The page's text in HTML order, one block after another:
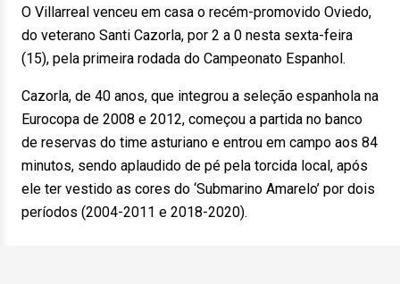
O Villarreal venceu em casa o recém-promovido Oviedo,
do veterano Santi Cazorla, por 2 a 0 nesta sexta-feira
(15), pela primeira rodada do Campeonato Espanhol.
Cazorla, de 40 anos, que integrou a seleção espanhola na
Eurocopa de 2008 e 2012, começou a partida no banco
de reservas do time asturiano e entrou em campo aos 84
minutos, sendo aplaudido de pé pela torcida local, após
ele ter vestido as cores do ‘Submarino Amarelo’ por dois
períodos (2004-2011 e 2018-2020).